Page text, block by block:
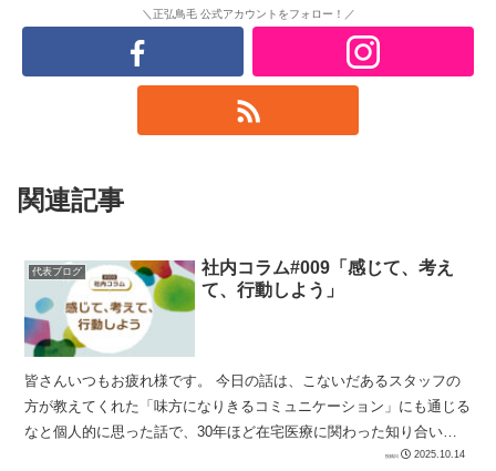
＼正弘鳥毛 公式アカウントをフォロー！／
関連記事
代表ブログ
社内コラム#009「感じて、考え
て、行動しよう」
皆さんいつもお疲れ様です。 今日の話は、こないだあるスタッフの
方が教えてくれた「味方になりきるコミュニケーション」にも通じる
なと個人的に思った話で、30年ほど在宅医療に関わった知り合いが
2025.10.14